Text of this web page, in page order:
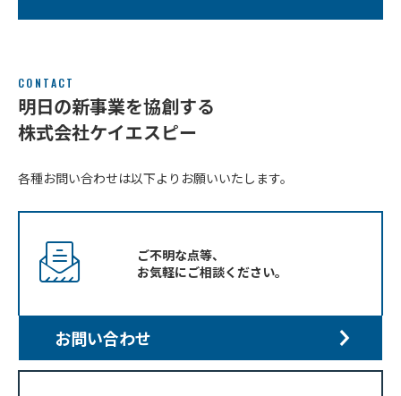
CONTACT
明日の新事業を協創する
株式会社ケイエスピー
各種お問い合わせは以下よりお願いいたします。
ご不明な点等、
お気軽にご相談ください。
お問い合わせ